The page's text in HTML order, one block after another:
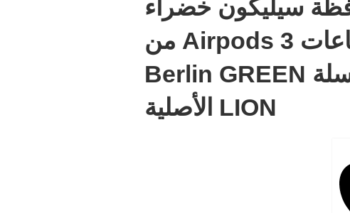
سيليكون خضراء
لسماعات Airpods 3 من
سلسلة Berlin GREEN
LION الأصلية